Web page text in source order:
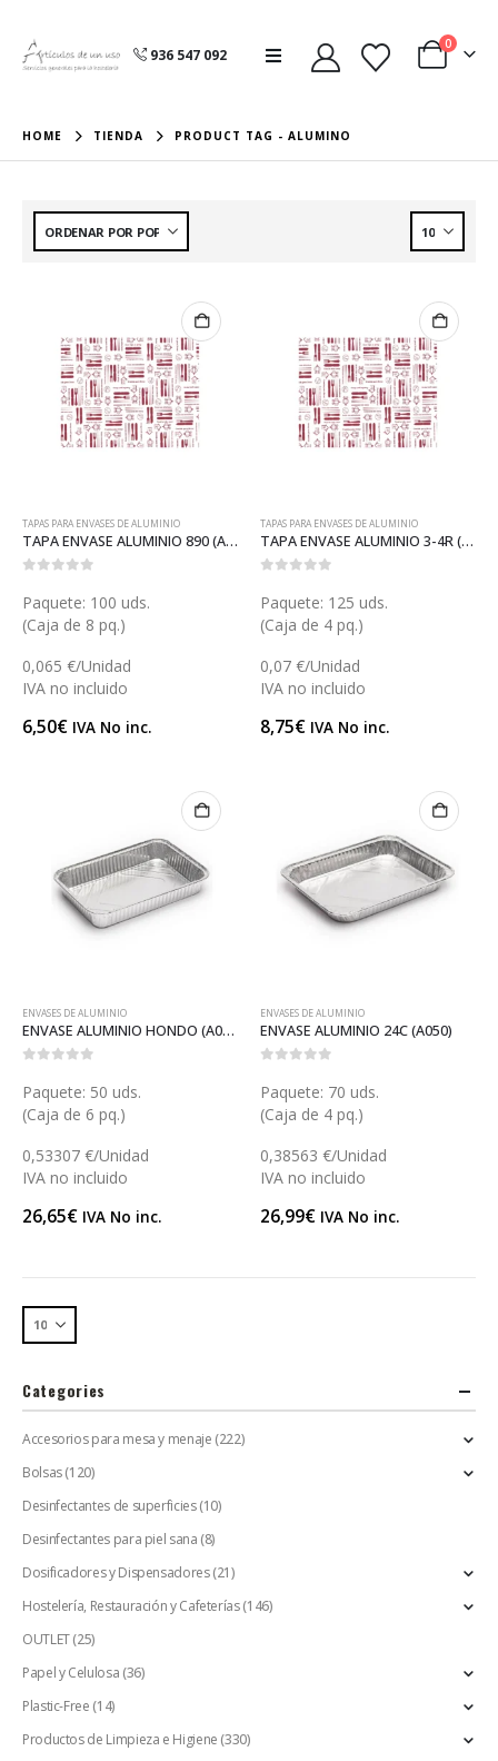
936 547 092
0
HOME TIENDA PRODUCT TAG - ALUMINO
TAPAS PARA ENVASES DE ALUMINIO
TAPA ENVASE ALUMINIO 890 (AT11)
Paquete: 100 uds.
(Caja de 8 pq.)
0,065 €/Unidad
IVA no incluido
6,50€ IVA No inc.
TAPAS PARA ENVASES DE ALUMINIO
TAPA ENVASE ALUMINIO 3-4R (AT10)
Paquete: 125 uds.
(Caja de 4 pq.)
0,07 €/Unidad
IVA no incluido
8,75€ IVA No inc.
ENVASES DE ALUMINIO
ENVASE ALUMINIO HONDO (A049)
Paquete: 50 uds.
(Caja de 6 pq.)
0,53307 €/Unidad
IVA no incluido
26,65€ IVA No inc.
ENVASES DE ALUMINIO
ENVASE ALUMINIO 24C (A050)
Paquete: 70 uds.
(Caja de 4 pq.)
0,38563 €/Unidad
IVA no incluido
26,99€ IVA No inc.
Categories
Accesorios para mesa y menaje (222)
Bolsas(120)
Desinfectantes de superficies (10)
Desinfectantes para piel sana (8)
Dosificadores y Dispensadores (21)
Hostelería, Restauración y Cafeterías(146)
OUTLET(25)
Papel y Celulosa (36)
Plastic-Free (14)
Productos de Limpieza e Higiene (330)